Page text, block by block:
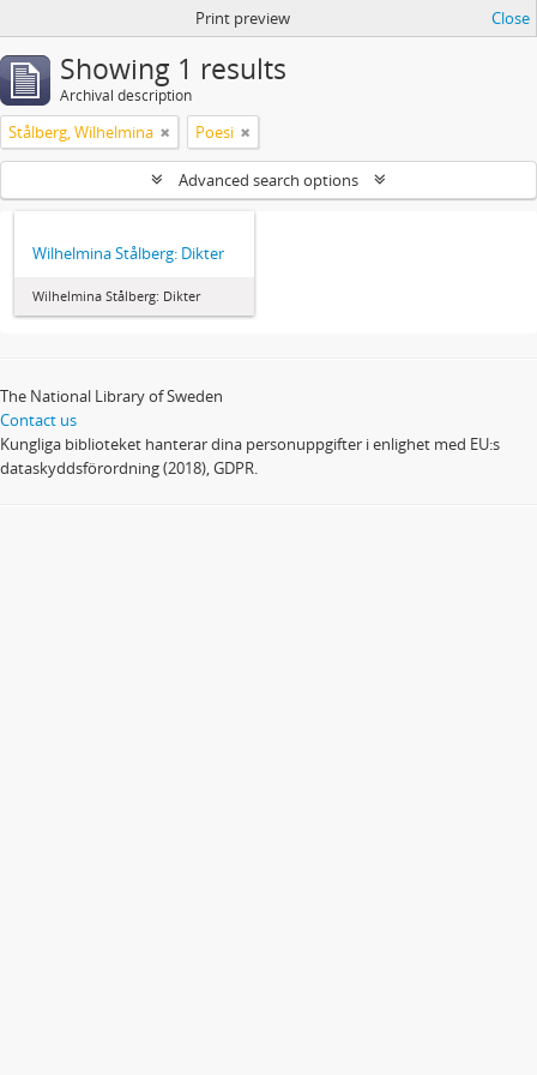
Print preview Close
Showing 1 results
Archival description
Stålberg, Wilhelmina Poesi
Advanced search options
Wilhelmina Stålberg: Dikter
Wilhelmina Stålberg: Dikter
The National Library of Sweden
Contact us
Kungliga biblioteket hanterar dina personuppgifter i enlighet med EU:s
dataskyddsförordning (2018), GDPR.